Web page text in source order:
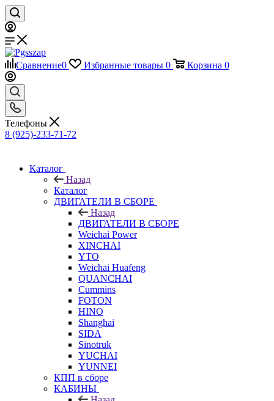
Сравнение0 Избранные товары 0 Корзина 0
Телефоны
8 (925)-233-71-72
Каталог
Назад
Каталог
ДВИГАТЕЛИ В СБОРЕ
Назад
ДВИГАТЕЛИ В СБОРЕ
Weichai Power
XINCHAI
YTO
Weichai Huafeng
QUANCHAI
Cummins
FOTON
HINO
Shanghai
SIDA
Sinotruk
YUCHAI
YUNNEI
КПП в сборе
КАБИНЫ